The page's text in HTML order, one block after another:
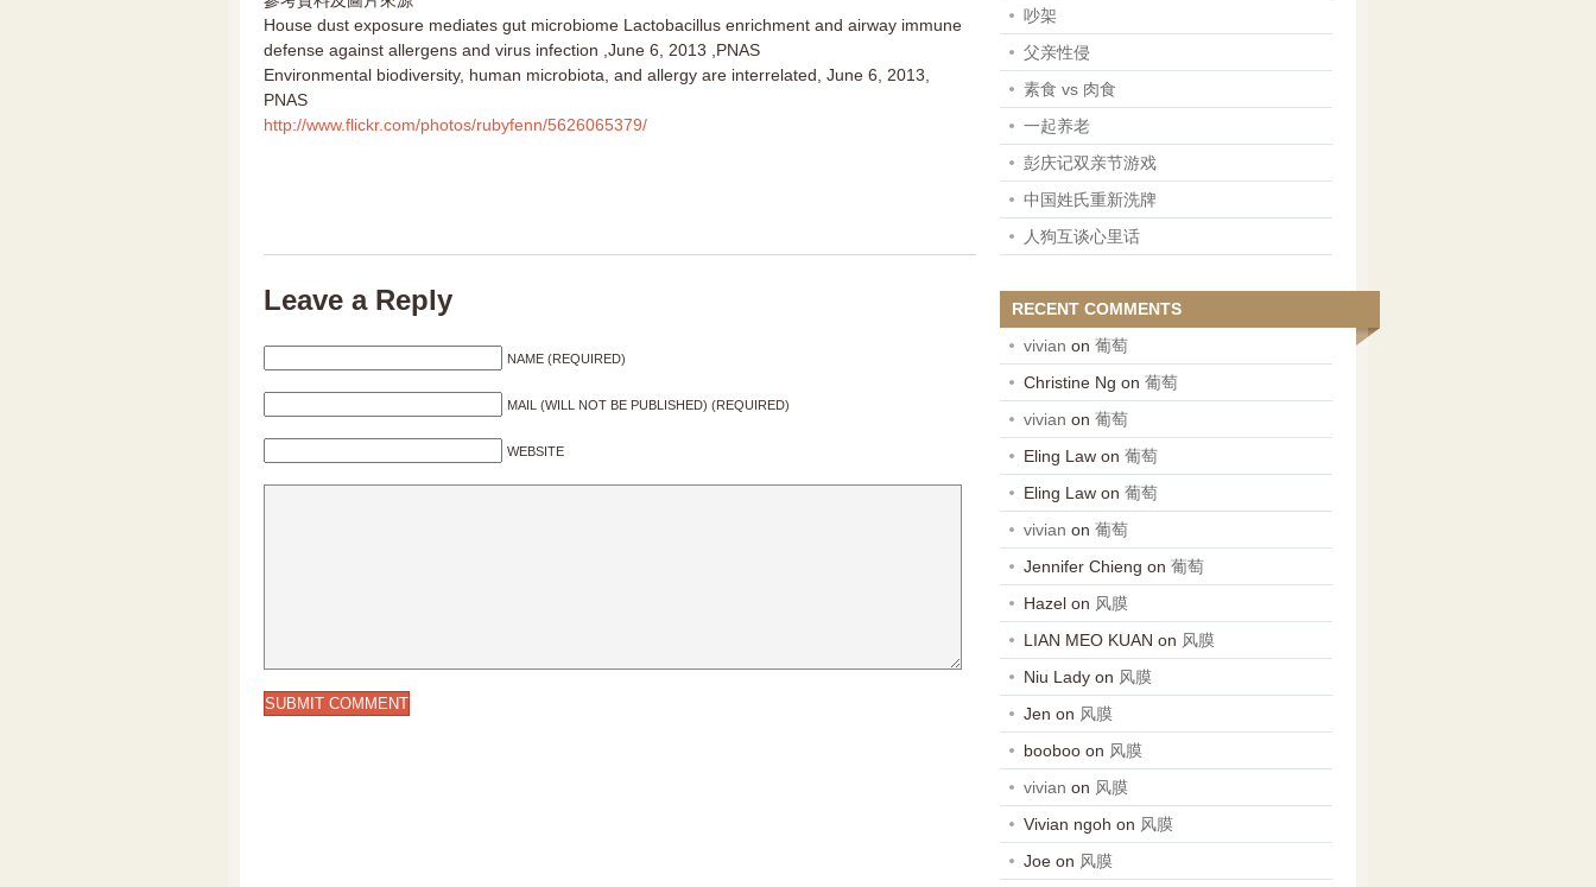
House dust exposure mediates gut microbiome Lactobacillus enrichment and airway immune
defense against allergens and virus infection ,June 6, 2013 ,PNAS
Environmental biodiversity, human microbiota, and allergy are interrelated, June 6, 2013,
PNAS
http://www.flickr.com/photos/rubyfenn/5626065379/
Leave a Reply
NAME (REQUIRED)
MAIL (WILL NOT BE PUBLISHED) (REQUIRED)
WEBSITE
吵架
父亲性侵
素食 vs 肉食
一起养老
彭庆记双亲节游戏
中国姓氏重新洗牌
人狗互谈心里话
RECENT COMMENTS
vivian on 葡萄
Christine Ng on 葡萄
vivian on 葡萄
Eling Law on 葡萄
Eling Law on 葡萄
vivian on 葡萄
Jennifer Chieng on 葡萄
Hazel on 风膜
LIAN MEO KUAN on 风膜
Niu Lady on 风膜
Jen on 风膜
booboo on 风膜
vivian on 风膜
Vivian ngoh on 风膜
Joe on 风膜